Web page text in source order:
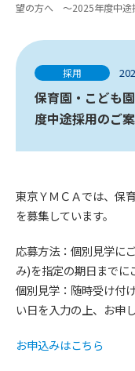
望の方へ ～2025年度中途
採用
保育園・こども
度中途採用のご
東京ＹＭＣＡでは、保
を募集しています。
応募方法：個別見学に
み)を指定の期日までに
個別見学：随時受け付
い日を入力の上、お申
お申込みはこちら